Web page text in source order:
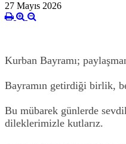
27 Mayıs 2026
Kurban Bayramı;
Bayramın getirdiği birlik,
Bu mübarek günlerde
dileklerimizle kutlarız.